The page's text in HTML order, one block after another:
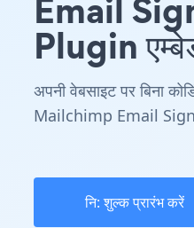
Email
Plugin
अपनी वेबसाइट पर बिना
Mailchimp Email
नि: शुल्क प्रारंभ करें